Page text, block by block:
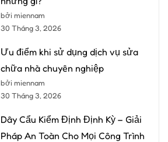
bởi miennam
30 Tháng 3, 2026
Ưu điểm khi sử dụng dịch vụ sửa
chữa nhà chuyên nghiệp
bởi miennam
30 Tháng 3, 2026
Dây Cẩu Kiểm Định Định Kỳ – Giải
Pháp An Toàn Cho Mọi Công Trình